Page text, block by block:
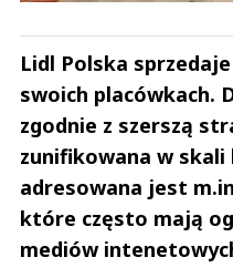
Lidl Polska
swoich placówkach.
zgodnie z szerszą
zunifikowana w
adresowana jest
które często mają
mediów